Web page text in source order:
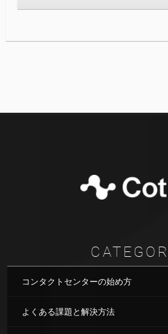
コンタクトセンターの始め方
よくある課題と解決方法